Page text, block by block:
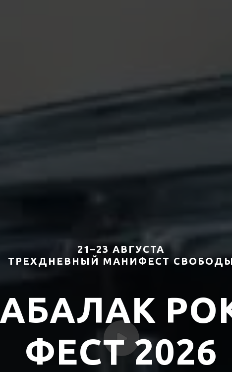
21–23 АВГУСТА
ТРЕХДНЕВНЫЙ МАНИФЕСТ
АБАЛАК
ФЕСТ 2026